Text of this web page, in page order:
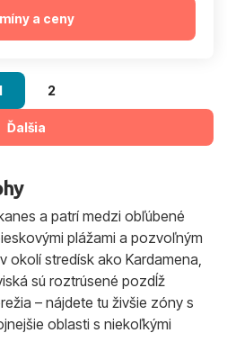
a ceny
2
Ďalšia
a patrí medzi obľúbené
plážami a pozvoľným
okolí stredísk ako Kardamena,
sú roztrúsené pozdĺž
– nájdete tu živšie zóny s
oblasti s niekoľkými